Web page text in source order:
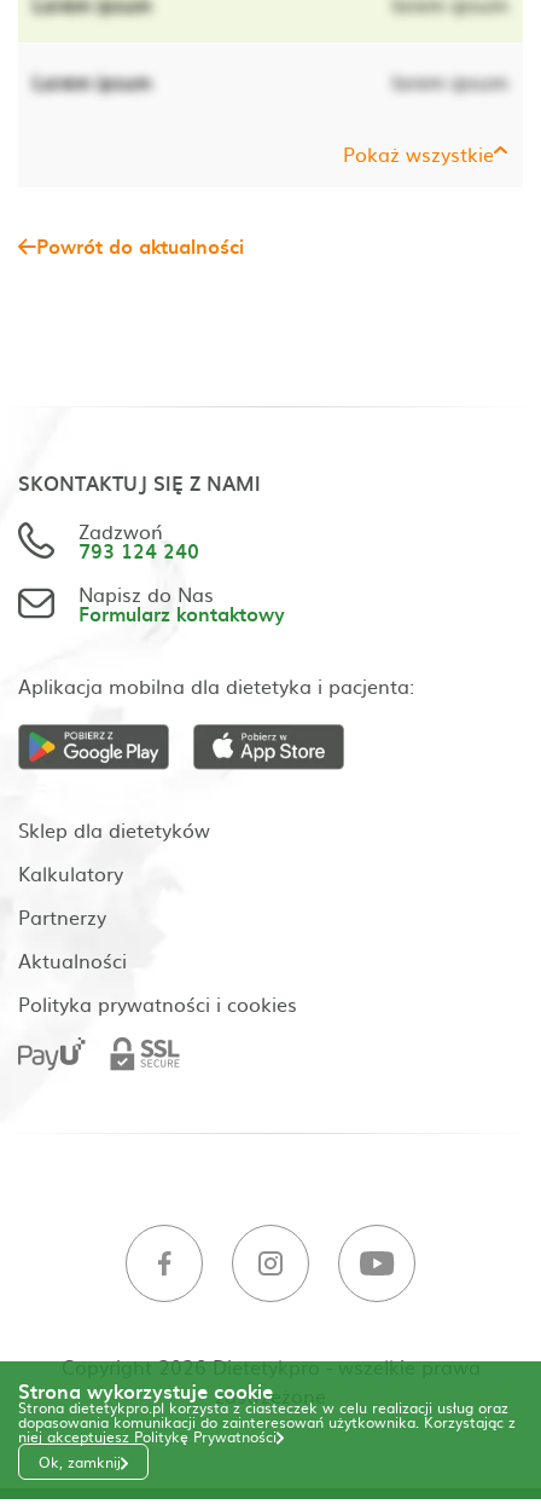
Lorem ipsum lorem ipsum
Pokaż wszystkie
Powrót do aktualności
SKONTAKTUJ SIĘ Z NAMI
Zadzwoń
793 124 240
Napisz do Nas
Formularz kontaktowy
Aplikacja mobilna dla dietetyka i pacjenta:
Sklep dla dietetyków
Kalkulatory
Partnerzy
Aktualności
Polityka prywatności i cookies
Copyright 2026 Dietetykpro - wszelkie prawa
zastrzeżone
Strona wykorzystuje cookie
Strona dietetykpro.pl korzysta z ciasteczek w celu realizacji usług oraz
dopasowania komunikacji do zainteresowań użytkownika. Korzystając z
niej akceptujesz Politykę Prywatności
Ok, zamknij